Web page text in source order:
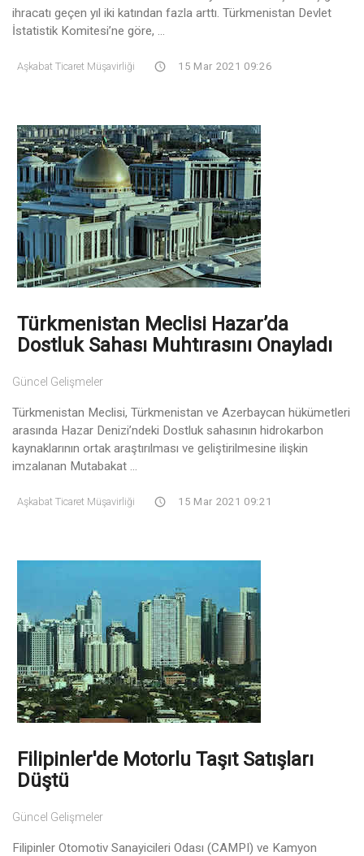
ihracatı geçen yıl iki katından fazla arttı. Türkmenistan Devlet
İstatistik Komitesi’ne göre, ...
Aşkabat Ticaret Müşavirliği 15 Mar 2021 09:26
Türkmenistan Meclisi Hazar’da
Dostluk Sahası Muhtırasını Onayladı
Güncel Gelişmeler
Türkmenistan Meclisi, Türkmenistan ve Azerbaycan hükümetleri
arasında Hazar Denizi’ndeki Dostluk sahasının hidrokarbon
kaynaklarının ortak araştırılması ve geliştirilmesine ilişkin
imzalanan Mutabakat ...
Aşkabat Ticaret Müşavirliği 15 Mar 2021 09:21
Filipinler'de Motorlu Taşıt Satışları
Düştü
Güncel Gelişmeler
Filipinler Otomotiv Sanayicileri Odası (CAMPI) ve Kamyon